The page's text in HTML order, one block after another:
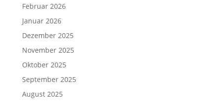
Februar 2026
Januar 2026
Dezember 2025
November 2025
Oktober 2025
September 2025
August 2025